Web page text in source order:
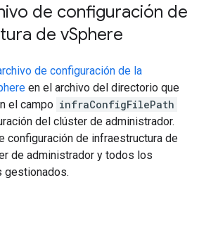
de configuración de
de vSphere
de configuración de la
en el archivo del directorio que
el campo infraConfigFilePath
del clúster de administrador.
configuración de infraestructura de
de administrador y todos los
gestionados.